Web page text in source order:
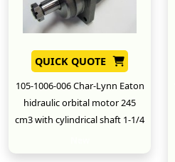
QUICK QUOTE
105-1006-006 Char-Lynn Eaton
hidraulic orbital motor 245
cm3 with cylindrical shaft 1-1/4